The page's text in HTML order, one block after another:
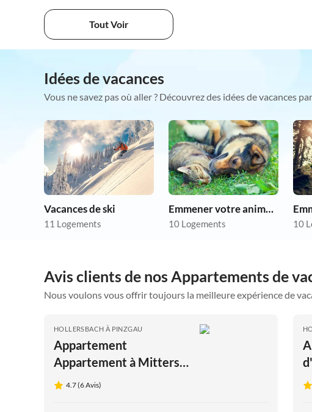
Tout Voir
Idées de vacances
Vous ne savez pas où aller ? Découvrez des idées de vacances
Vacances de ski
11 Logements
Emmener votre animal en vacances
10 Logements 10
Avis clients de nos Appartements de
Nous voulons vous offrir toujours la meilleure expérience de
HOLLERSBACH À PINZGAU
Appartement
Appartement à Mittersill
près des remontées
4.7 (6 Avis)